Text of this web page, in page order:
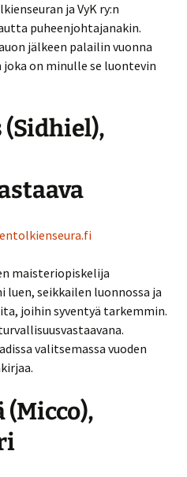
ja VyK ry:n
puheenjohtajanakin.
jälkeen palailin vuonna
on minulle se luontevin
(Sidhiel),
maisteriopiskelija
luen, seikkailen luonnossa ja
joihin syventyä tarkemmin.
valitsemassa vuoden